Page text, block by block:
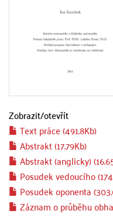
Zobrazit/otevřít
Text práce (491.8Kb)
Abstrakt (17.79Kb)
Abstrakt (anglicky)
Posudek vedoucího
Posudek oponenta
Záznam o průběhu